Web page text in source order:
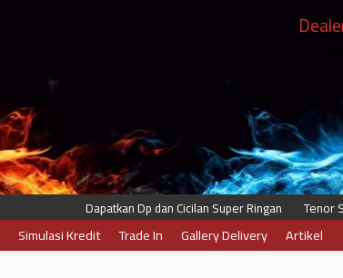
Dapatkan Dp dan Cicilan Super Ringan Tenor
Simulasi Kredit Trade In Gallery Delivery Artikel